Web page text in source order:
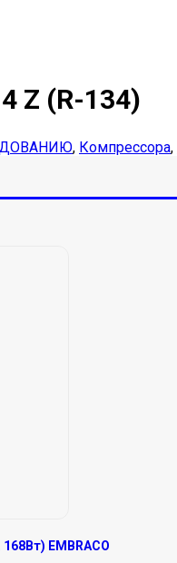
Z (R-134)
, Компрессора,
EMBRACO